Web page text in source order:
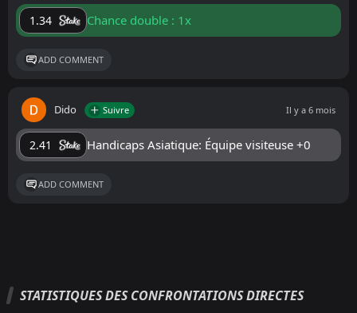
1.34 Chance double : 1x
ADD COMMENT
Dido Suivre Il y a 6 mois
2.41 Handicaps Asiatique: Équipe visiteuse +0
ADD COMMENT
STATISTIQUES DES CONFRONTATIONS DIRECTES